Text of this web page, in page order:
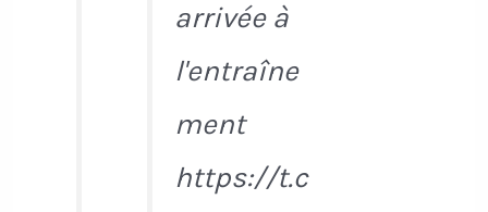
arrivée à
l'entraîne
ment
https://t.c